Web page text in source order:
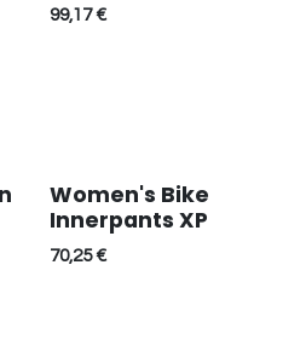
99,17€
Women's Bike
Innerpants XP
70,25€